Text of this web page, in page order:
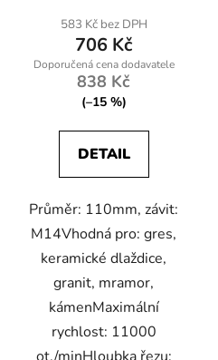
583 Kč bez DPH
706 Kč
838 Kč
(–15 %)
DETAIL
Průměr: 110mm, závit:
M14Vhodná pro: gres,
keramické dlaždice,
granit, mramor,
kámenMaximální
rychlost: 11000